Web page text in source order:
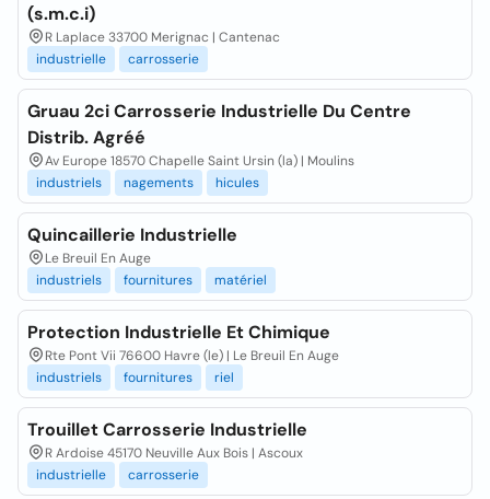
(s.m.c.i)
R Laplace 33700 Merignac | Cantenac
industrielle
carrosserie
Gruau 2ci Carrosserie Industrielle Du Centre
Distrib. Agréé
Av Europe 18570 Chapelle Saint Ursin (la) | Moulins
industriels
nagements hicules
Quincaillerie Industrielle
Le Breuil En Auge
industriels
fournitures matériel
Protection Industrielle Et Chimique
Rte Pont Vii 76600 Havre (le) | Le Breuil En Auge
industriels
fournitures riel
Trouillet Carrosserie Industrielle
R Ardoise 45170 Neuville Aux Bois | Ascoux
industrielle
carrosserie